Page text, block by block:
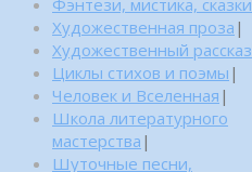
Фэнтези, мистика, сказки
Художественная проза |
Художественный рассказ
Циклы стихов и поэмы |
Человек и Вселенная |
Школа литературного
мастерства |
Шуточные песни,